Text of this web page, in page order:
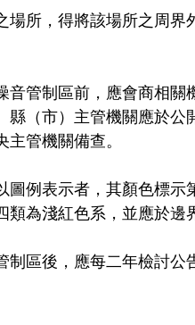
所，得將該場所之周界
管制區前，應會商相關
（市）主管機關應於公
管機關備查。
例表示者，其顏色標示
為淺紅色系，並應於邊
區後，應每二年檢討公